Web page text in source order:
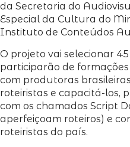
da Secretaria do
Especial da Cultura do
Instituto de Conteúdos
O projeto vai selecionar
participarão de
com produtoras
roteiristas e capacitá-los,
com os chamados Script
aperfeiçoam roteiros) e
roteiristas do país.